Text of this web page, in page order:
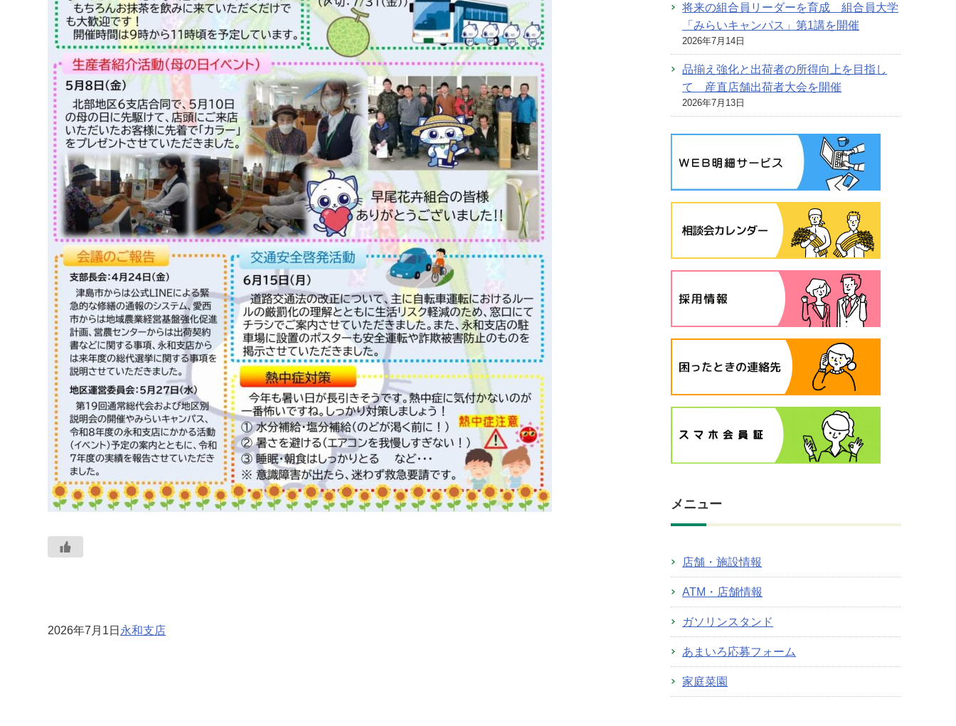
2026年7月1日 永和支店
将来の組合員リーダーを育成 組合員大学
「みらいキャンパス」第1講を開催
2026年7月14日
品揃え強化と出荷者の所得向上を目指し
て 産直店舗出荷者大会を開催
2026年7月13日
メニュー
店舗・施設情報
ATM・店舗情報
ガソリンスタンド
あまいろ応募フォーム
家庭菜園